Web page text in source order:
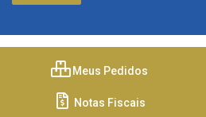
Meus Pedidos
Notas Fiscais